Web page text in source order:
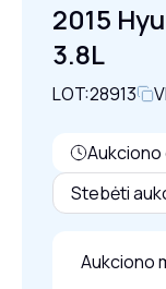
2015
3.8L
LOT:28913
Stebėti
Aukciono